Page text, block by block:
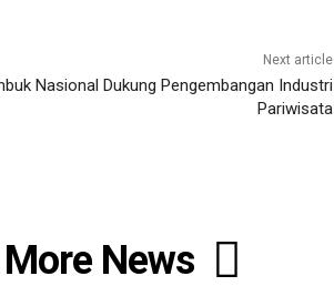
Next article
Nasional Dukung Pengembangan Industri
Pariwisata
More News